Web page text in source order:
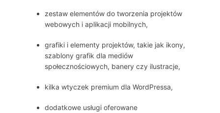
zestaw elementów do tworzenia projektów
webowych i aplikacji mobilnych,
grafiki i elementy projektów, takie jak ikony,
szablony grafik dla mediów
społecznościowych, banery czy ilustracje,
kilka wtyczek premium dla WordPressa,
dodatkowe usługi oferowane